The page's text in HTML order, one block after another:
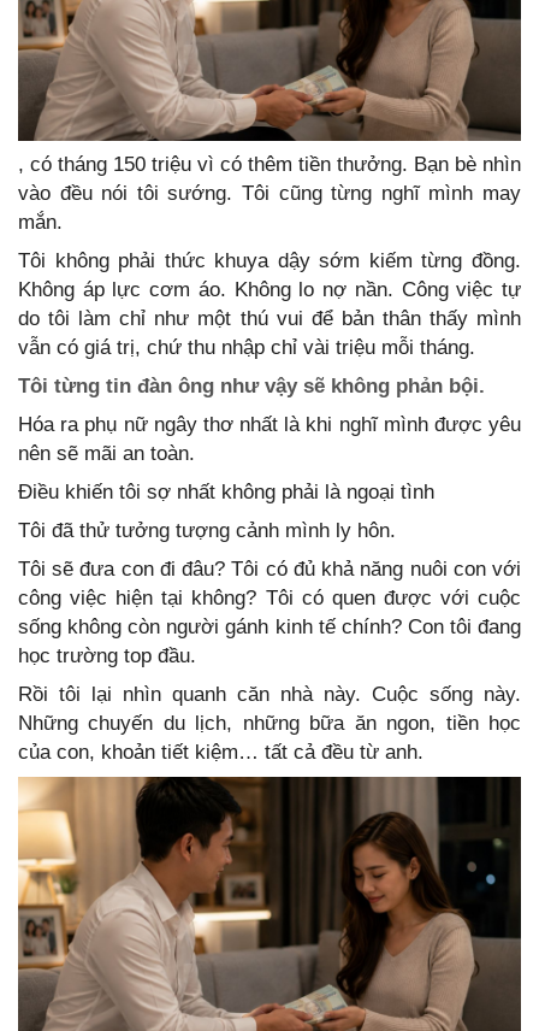
, có tháng 150 triệu vì có thêm tiền thưởng. Bạn bè nhìn
vào đều nói tôi sướng. Tôi cũng từng nghĩ mình may
mắn.
Tôi không phải thức khuya dậy sớm kiếm từng đồng.
Không áp lực cơm áo. Không lo nợ nần. Công việc tự
do tôi làm chỉ như một thú vui để bản thân thấy mình
vẫn có giá trị, chứ thu nhập chỉ vài triệu mỗi tháng.
Tôi từng tin đàn ông như vậy sẽ không phản bội.
Hóa ra phụ nữ ngây thơ nhất là khi nghĩ mình được yêu
nên sẽ mãi an toàn.
Điều khiến tôi sợ nhất không phải là ngoại tình
Tôi đã thử tưởng tượng cảnh mình ly hôn.
Tôi sẽ đưa con đi đâu? Tôi có đủ khả năng nuôi con với
công việc hiện tại không? Tôi có quen được với cuộc
sống không còn người gánh kinh tế chính? Con tôi đang
học trường top đầu.
Rồi tôi lại nhìn quanh căn nhà này. Cuộc sống này.
Những chuyến du lịch, những bữa ăn ngon, tiền học
của con, khoản tiết kiệm… tất cả đều từ anh.